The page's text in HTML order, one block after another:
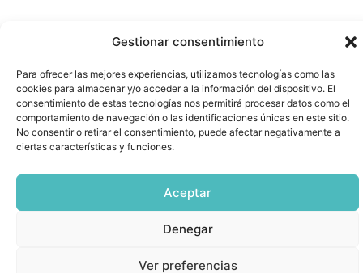
Gestionar consentimiento
Para ofrecer las mejores experiencias, utilizamos tecnologías como las
cookies para almacenar y/o acceder a la información del dispositivo. El
consentimiento de estas tecnologías nos permitirá procesar datos como el
comportamiento de navegación o las identificaciones únicas en este sitio.
No consentir o retirar el consentimiento, puede afectar negativamente a
ciertas características y funciones.
Aceptar
Denegar
Ver preferencias